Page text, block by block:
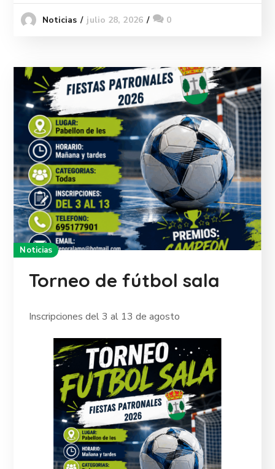
Noticias julio 28, 2026 0
Noticias
Torneo de fútbol sala
Inscripciones del 3 al 13 de agosto